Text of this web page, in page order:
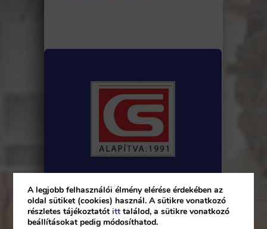
A legjobb felhasználói élmény elérése érdekében az
oldal sütiket (cookies) használ. A sütikre vonatkozó
részletes tájékoztatótitt találod, a sütikre vonatkozó
beállításokat pedig módosíthatod.